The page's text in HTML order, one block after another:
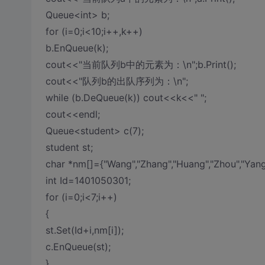
Queue<int> b;
for (i=0;i<10;i++,k++)
b.EnQueue(k);
cout<<"当前队列b中的元素为：\n";b.Print();
cout<<"队列b的出队序列为：\n";
while (b.DeQueue(k)) cout<<k<<" ";
cout<<endl;
Queue<student> c(7);
student st;
char
int Id=1401050301;
for (i=0;i<7;i++)
{
st.Set(Id+i,nm[i]);
c.EnQueue(st);